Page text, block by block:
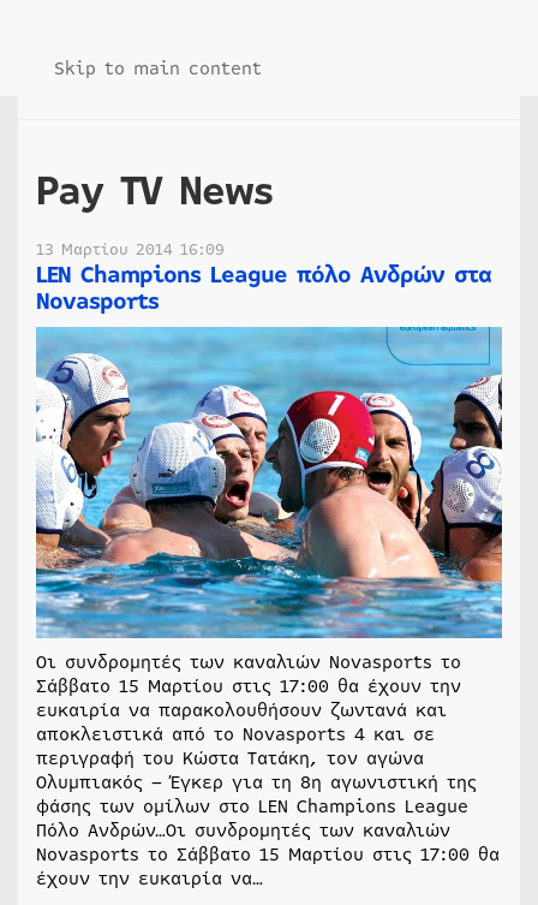
Skip to main content
Pay TV News
13 Μαρτίου 2014 16:09
LEN Champions League πόλο Ανδρών στα
Novasports
Οι συνδρομητές των καναλιών Novasports το
Σάββατο 15 Μαρτίου στις 17:00 θα έχουν την
ευκαιρία να παρακολουθήσουν ζωντανά και
αποκλειστικά από το Novasports 4 και σε
περιγραφή του Κώστα Τατάκη, τον αγώνα
Ολυμπιακός – Έγκερ για τη 8η αγωνιστική της
φάσης των ομίλων στο LEN Champions League
Πόλο Ανδρών…Οι συνδρομητές των καναλιών
Novasports το Σάββατο 15 Μαρτίου στις 17:00 θα
έχουν την ευκαιρία να…